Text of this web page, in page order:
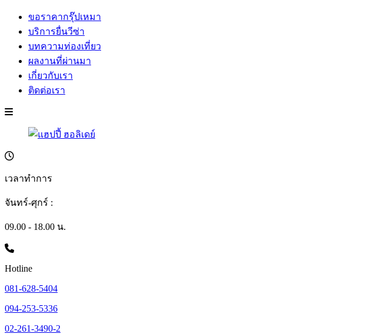
ขอราคากรุ๊ปเหมา
บริการยื่นวีซ่า
บทความท่องเที่ยว
ผลงานที่ผ่านมา
เกี่ยวกับเรา
ติดต่อเรา
เวลาทำการ
จันทร์-ศุกร์ :
09.00 - 18.00 น.
Hotline
081-628-5404
094-253-5336
02-261-3490-2